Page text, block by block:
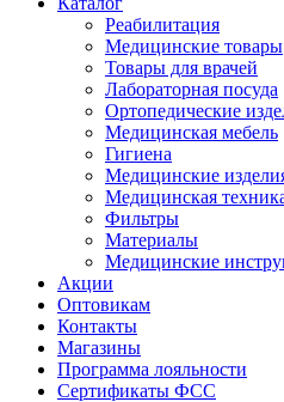
Реабилитация
Медицинские товары
Товары для врачей
Лабораторная посуда
Ортопедические
Медицинская мебель
Гигиена
Медицинские
Медицинская
Фильтры
Материалы
Медицинские
Акции
Оптовикам
Контакты
Магазины
Программа лояльности
Сертификаты ФСС